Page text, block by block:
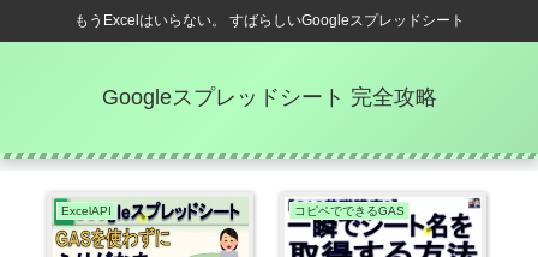
もうExcelはいらない。 すばらしいGoogleスプレッドシート
Googleスプレッドシート 完全攻略
ExcelAPI コピペでできるGAS